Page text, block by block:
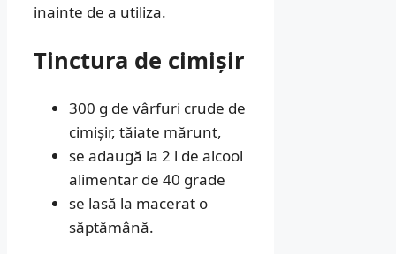
inainte de a utiliza.
Tinctura de cimișir
300 g de vârfuri crude de
cimișir, tăiate mărunt,
se adaugă la 2 l de alcool
alimentar de 40 grade
se lasă la macerat o
săptămână.